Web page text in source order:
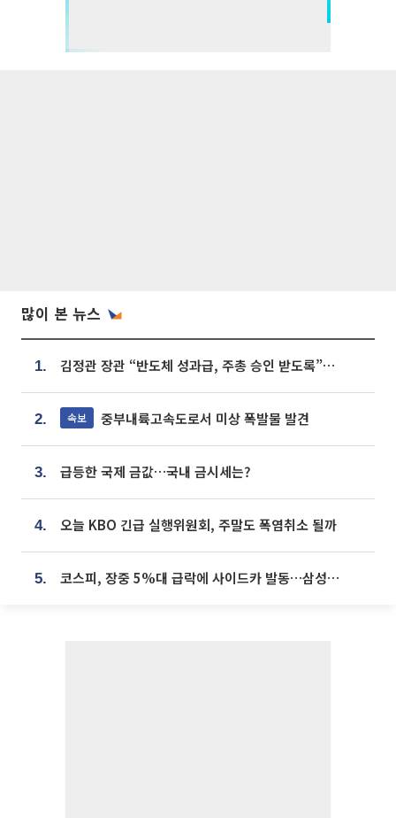
많이 본 뉴스
1. 김정관 장관 “반도체 성과급, 주총 승인 받도록”…상법·자본시장법 개정 시사
2. 속보 중부내륙고속도로서 미상 폭발물 발견
3. 급등한 국제 금값…국내 금시세는?
4. 오늘 KBO 긴급 실행위원회, 주말도 폭염취소 될까
5. 코스피, 장중 5%대 급락에 사이드카 발동…삼성·SK 동반 폭락